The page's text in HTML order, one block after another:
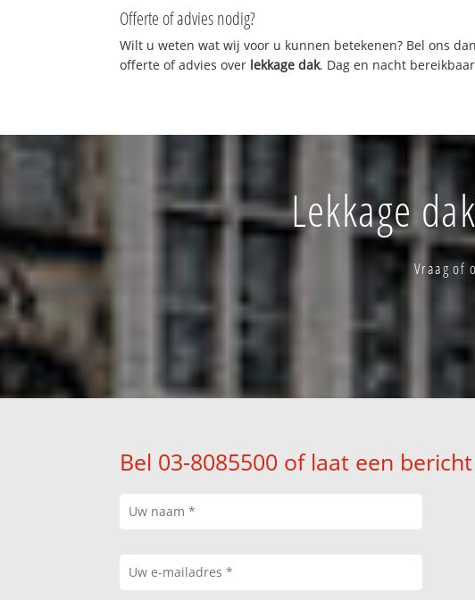
Offerte of advies nodig?
Wilt u weten wat wij voor u kunnen betekenen? Bel ons
offerte of advies over lekkage dak. Dag en nacht
Lekkage
Vraag of
Bel 03-8085500 of laat een